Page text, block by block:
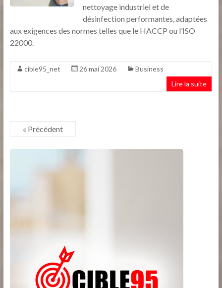
nettoyage industriel et de
désinfection performantes, adaptées
aux exigences des normes telles que le HACCP ou l’ISO
22000.
cible95_net 26 mai 2026
Business
Lire la suite
« Précédent